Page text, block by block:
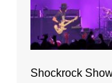
Shockrock